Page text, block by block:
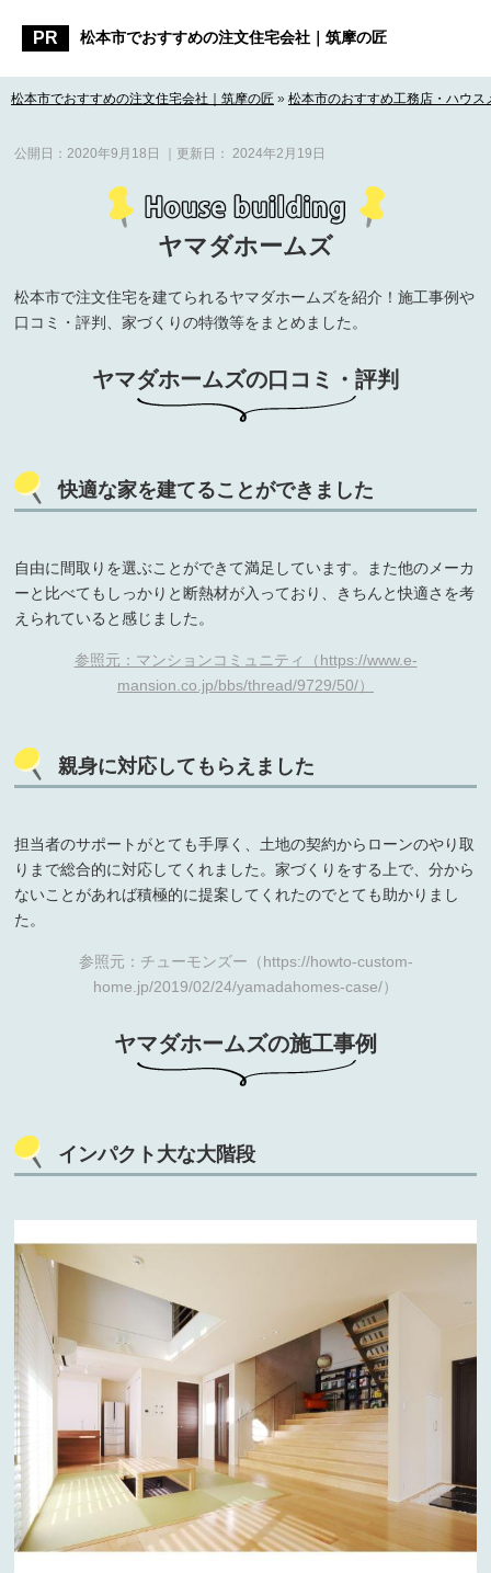
松本市でおすすめの注文住宅会社｜筑摩の匠
松本市でおすすめの注文住宅会社｜筑摩の匠 » 松本市のおすすめ工務店・ハウス
公開日：2020年9月18日 ｜更新日：2024年2月19日
ヤマダホームズ
松本市で注文住宅を建てられるヤマダホームズを紹介！施工事例や
口コミ・評判、家づくりの特徴等をまとめました。
ヤマダホームズの口コミ・評判
快適な家を建てることができました
自由に間取りを選ぶことができて満足しています。また他のメーカ
ーと比べてもしっかりと断熱材が入っており、きちんと快適さを考
えられていると感じました。
参照元：マンションコミュニティ（https://www.e-
mansion.co.jp/bbs/thread/9729/50/）
親身に対応してもらえました
担当者のサポートがとても手厚く、土地の契約からローンのやり取
りまで総合的に対応してくれました。家づくりをする上で、分から
ないことがあれば積極的に提案してくれたのでとても助かりまし
た。
参照元：チューモンズー（https://howto-custom-
home.jp/2019/02/24/yamadahomes-case/）
ヤマダホームズの施工事例
インパクト大な大階段